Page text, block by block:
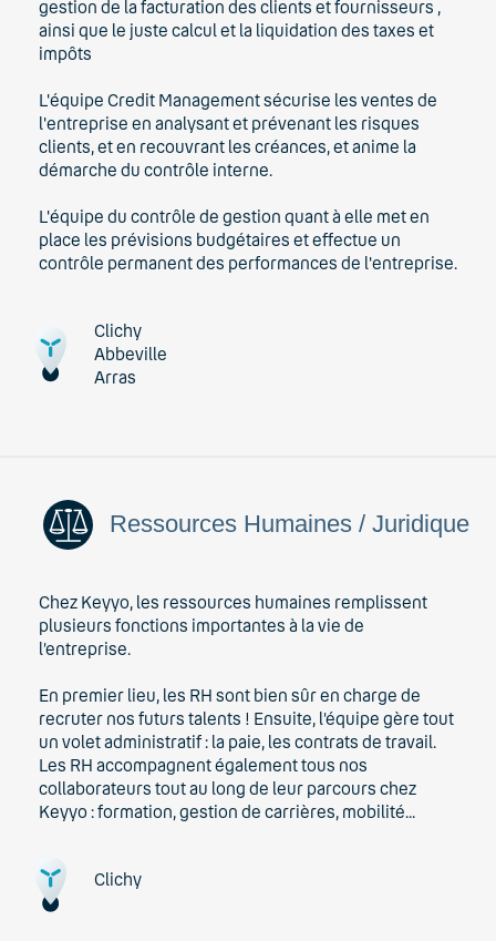
gestion de la facturation des clients et fournisseurs ,
ainsi que le juste calcul et la liquidation des taxes et
impôts
L'équipe Credit Management sécurise les ventes de
l'entreprise en analysant et prévenant les risques
clients, et en recouvrant les créances, et anime la
démarche du contrôle interne.
L'équipe du contrôle de gestion quant à elle met en
place les prévisions budgétaires et effectue un
contrôle permanent des performances de l'entreprise.
Clichy
Abbeville
Arras
Ressources Humaines / Juridique
Chez Keyyo, les ressources humaines remplissent
plusieurs fonctions importantes à la vie de
l’entreprise.
En premier lieu, les RH sont bien sûr en charge de
recruter nos futurs talents ! Ensuite, l’équipe gère tout
un volet administratif : la paie, les contrats de travail.
Les RH accompagnent également tous nos
collaborateurs tout au long de leur parcours chez
Keyyo : formation, gestion de carrières, mobilité...
Clichy